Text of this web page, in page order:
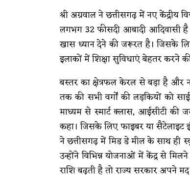
श्री अग्रवाल ने छत्तीसगढ़ में नए
लगभग 32 फीसदी आबादी आदिवासी
खास ध्यान देने की जरूरत है। जिसके
इलाकों में शिक्षा सुविधाएं बेहतर करने
बस्तर का क्षेत्रफल केरल से बड़ा है
तक की सभी वर्गों की लड़कियों को
माध्यम से स्मार्ट क्लास, आईसीटी की
कहा। जिसके लिए फाइबर या सैटेलाइट
ने छत्तीसगढ़ में मिड डे मील के साथ ही
उन्होंने विभिन्न योजनाओं में केंद्र से
राशि बढ़ती है तो राज्य सरकार अपने